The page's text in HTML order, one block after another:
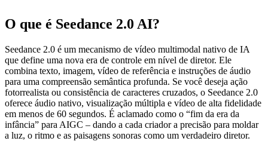
O que é Seedance 2.0 AI?
Seedance 2.0 é um mecanismo de vídeo multimodal nativo de IA
que define uma nova era de controle em nível de diretor. Ele
combina texto, imagem, vídeo de referência e instruções de áudio
para uma compreensão semântica profunda. Se você deseja ação
fotorrealista ou consistência de caracteres cruzados, o Seedance 2.0
oferece áudio nativo, visualização múltipla e vídeo de alta fidelidade
em menos de 60 segundos. É aclamado como o “fim da era da
infância” para AIGC – dando a cada criador a precisão para moldar
a luz, o ritmo e as paisagens sonoras como um verdadeiro diretor.